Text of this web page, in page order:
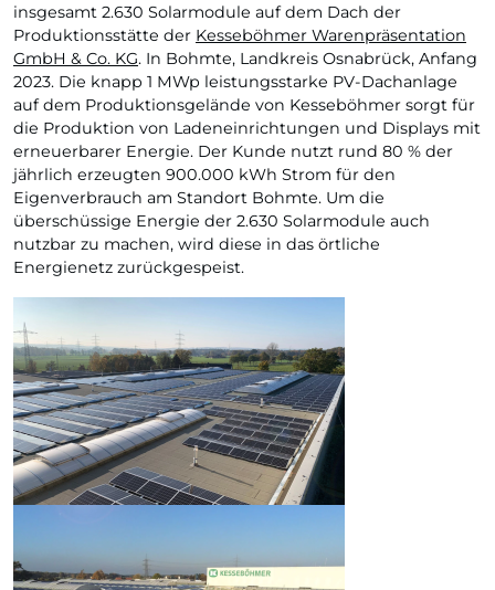
insgesamt 2.630 Solarmodule auf dem Dach der
Produktionsstätte der Kesseböhmer Warenpräsentation
GmbH & Co. KG. In Bohmte, Landkreis Osnabrück, Anfang
2023. Die knapp 1 MWp leistungsstarke PV-Dachanlage
auf dem Produktionsgelände von Kesseböhmer sorgt für
die Produktion von Ladeneinrichtungen und Displays mit
erneuerbarer Energie. Der Kunde nutzt rund 80 % der
jährlich erzeugten 900.000 kWh Strom für den
Eigenverbrauch am Standort Bohmte. Um die
überschüssige Energie der 2.630 Solarmodule auch
nutzbar zu machen, wird diese in das örtliche
Energienetz zurückgespeist.